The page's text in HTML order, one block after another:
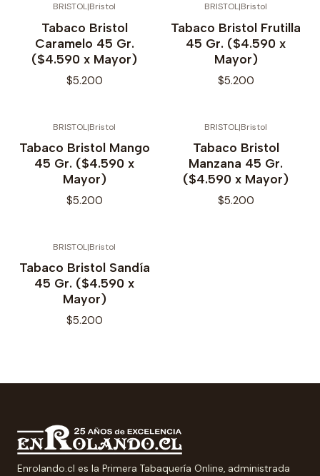
BRISTOL|Bristol
Tabaco Bristol
Caramelo 45 Gr.
($4.590 x Mayor)
$5.200
BRISTOL|Bristol
Tabaco Bristol Frutilla
45 Gr. ($4.590 x
Mayor)
$5.200
BRISTOL|Bristol
Tabaco Bristol Mango
45 Gr. ($4.590 x
Mayor)
$5.200
BRISTOL|Bristol
Tabaco Bristol
Manzana 45 Gr.
($4.590 x Mayor)
$5.200
BRISTOL|Bristol
Tabaco Bristol Sandía
45 Gr. ($4.590 x
Mayor)
$5.200
Enrolando.cl es la Primera Tabaquería Online, administrada